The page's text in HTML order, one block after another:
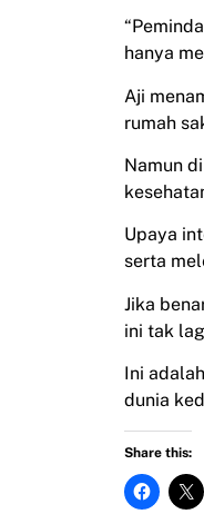
hanya
Aji
rumah
Namun
Upaya
serta
Jika
ini tak
Ini
dunia
Share this: